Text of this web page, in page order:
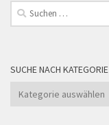
Suchen
nach:
SUCHE NACH KATEGORIE
Suche